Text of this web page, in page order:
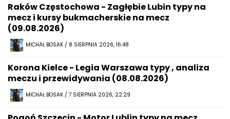
Raków Częstochowa - Zagłębie Lubin typy na
mecz i kursy bukmacherskie na mecz
(09.08.2026)
MICHAŁ BOSAK / 8 SIERPNIA 2026, 16:48
Korona Kielce - Legia Warszawa typy , analiza
meczu i przewidywania (08.08.2026)
MICHAŁ BOSAK / 7 SIERPNIA 2026, 22:29